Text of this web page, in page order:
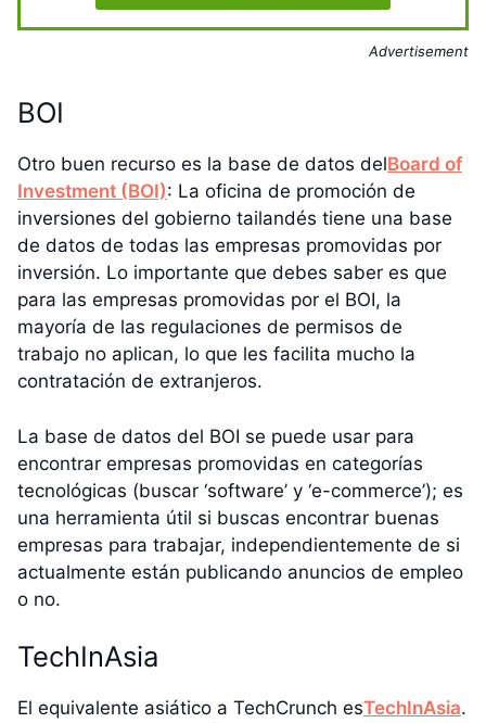
Advertisement
BOI
Otro buen recurso es la base de datos delBoard of
Investment (BOI): La oficina de promoción de
inversiones del gobierno tailandés tiene una base
de datos de todas las empresas promovidas por
inversión. Lo importante que debes saber es que
para las empresas promovidas por el BOI, la
mayoría de las regulaciones de permisos de
trabajo no aplican, lo que les facilita mucho la
contratación de extranjeros.
La base de datos del BOI se puede usar para
encontrar empresas promovidas en categorías
tecnológicas (buscar ‘software’ y ‘e-commerce’); es
una herramienta útil si buscas encontrar buenas
empresas para trabajar, independientemente de si
actualmente están publicando anuncios de empleo
o no.
TechInAsia
El equivalente asiático a TechCrunch esTechInAsia.